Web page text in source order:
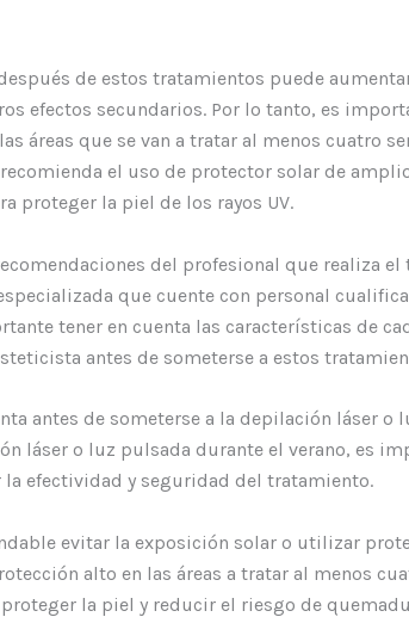
de estos tratamientos puede
efectos secundarios. Por lo tanto, es
áreas que se van a tratar al menos cuatro
recomienda el uso de protector solar de
proteger la piel de los rayos UV.
del profesional que realiza
que cuente con personal
tener en cuenta las características de
antes de someterse a estos
antes de someterse a la depilación láser o
láser o luz pulsada durante el verano, es
la efectividad y seguridad del tratamiento.
evitar la exposición solar o utilizar
alto en las áreas a tratar al menos
proteger la piel y reducir el riesgo de